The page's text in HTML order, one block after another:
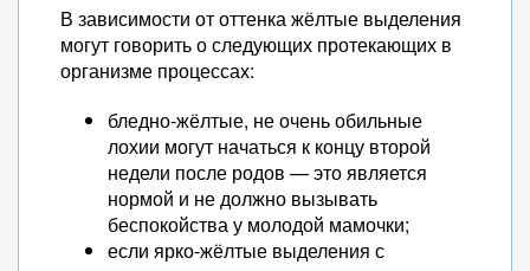
В зависимости от оттенка жёлтые выделения
могут говорить о следующих протекающих в
организме процессах:
бледно-жёлтые, не очень обильные
лохии могут начаться к концу второй
недели после родов — это является
нормой и не должно вызывать
беспокойства у молодой мамочки;
если ярко-жёлтые выделения с